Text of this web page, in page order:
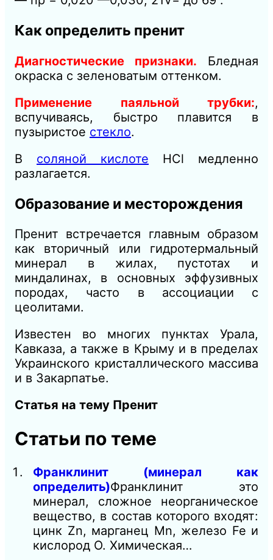
Как определить пренит
Диагностические признаки.
Бледная
окраска с зеленоватым оттенком.
Применение паяльной трубки:,
вспучиваясь, быстро плавится в
пузыристое стекло.
В соляной кислоте НСl медленно
разлагается.
Образование и месторождения
Пренит встречается главным образом
как вторичный или гидротермальный
минерал в жилах, пустотах и
миндалинах, в основных эффузивных
породах, часто в ассоциации с
цеолитами.
Известен во многих пунктах Урала,
Кавказа, а также в Крыму и в пределах
Украинского кристаллического массива
и в Закарпатье.
Статья на тему Пренит
Статьи по теме
Франклинит (минерал как
определить)Франклинит это
минерал, сложное неорганическое
вещество, в состав которого входят:
цинк Zn, марганец Mn, железо Fe и
кислород О. Химическая…